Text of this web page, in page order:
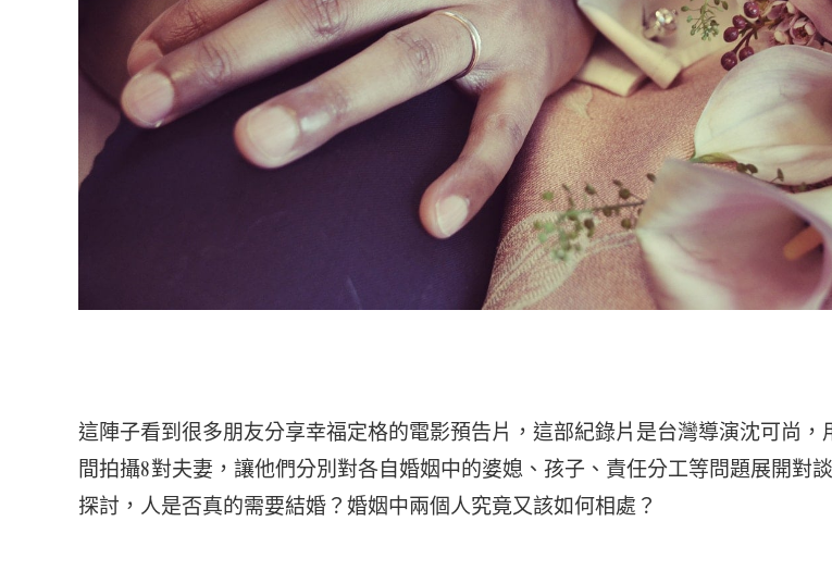
這陣子看到很多朋友分享幸福定格的電影預告片，這部紀錄片是台灣導演沈可尚，
間拍攝8對夫妻，讓他們分別對各自婚姻中的婆媳、孩子、責任分工等問題展開對
探討，人是否真的需要結婚？婚姻中兩個人究竟又該如何相處？